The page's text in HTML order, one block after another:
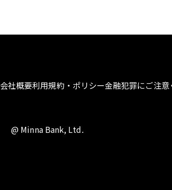
会社概要利用規約・ポリシー金融犯罪にご注意
@ Minna Bank, Ltd.